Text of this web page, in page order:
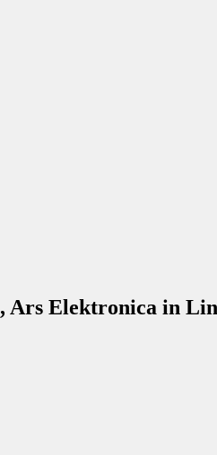
Ars Elektronica in